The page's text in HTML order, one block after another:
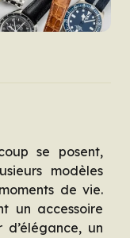
se posent,
modèles
de vie.
un accessoire
d’élégance, un